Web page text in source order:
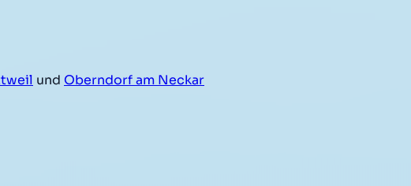
und Oberndorf am Neckar